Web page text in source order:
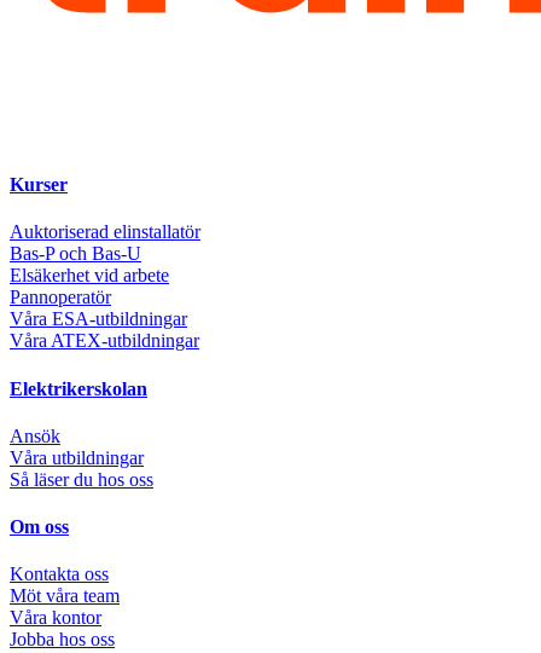
Kurser
Auktoriserad elinstallatör
Bas-P och Bas-U
Elsäkerhet vid arbete
Pannoperatör
Våra ESA-utbildningar
Våra ATEX-utbildningar
Elektrikerskolan
Ansök
Våra utbildningar
Så läser du hos oss
Om oss
Kontakta oss
Möt våra team
Våra kontor
Jobba hos oss